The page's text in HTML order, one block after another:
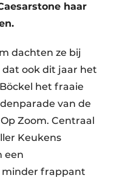
haar
dachten ze bij
dat ook dit jaar het
het fraaie
van de
Zoom. Centraal
Keukens
een
minder frappant